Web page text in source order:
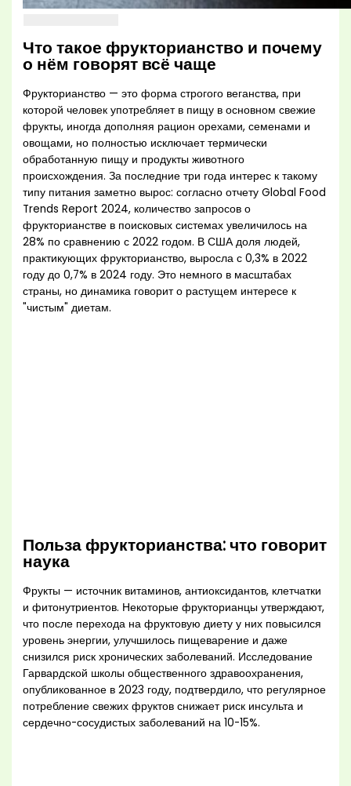
Что такое фрукторианство и почему
о нём говорят всё чаще
Фрукторианство — это форма строгого веганства, при
которой человек употребляет в пищу в основном свежие
фрукты, иногда дополняя рацион орехами, семенами и
овощами, но полностью исключает термически
обработанную пищу и продукты животного
происхождения. За последние три года интерес к такому
типу питания заметно вырос: согласно отчету Global Food
Trends Report 2024, количество запросов о
фрукторианстве в поисковых системах увеличилось на
28% по сравнению с 2022 годом. В США доля людей,
практикующих фрукторианство, выросла с 0,3% в 2022
году до 0,7% в 2024 году. Это немного в масштабах
страны, но динамика говорит о растущем интересе к
"чистым" диетам.
Польза фрукторианства: что говорит
наука
Фрукты — источник витаминов, антиоксидантов, клетчатки
и фитонутриентов. Некоторые фрукторианцы утверждают,
что после перехода на фруктовую диету у них повысился
уровень энергии, улучшилось пищеварение и даже
снизился риск хронических заболеваний. Исследование
Гарвардской школы общественного здравоохранения,
опубликованное в 2023 году, подтвердило, что регулярное
потребление свежих фруктов снижает риск инсульта и
сердечно-сосудистых заболеваний на 10-15%.